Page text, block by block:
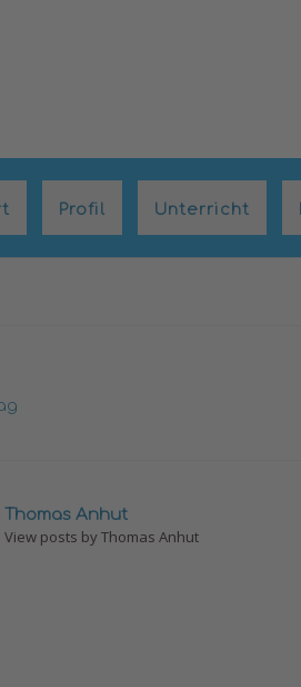
Profil Unterricht
Thomas Anhut
View posts by Thomas Anhut